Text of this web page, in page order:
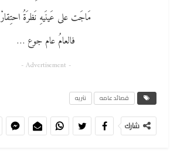
مَاجَت على عَينَيهِ نَظرَةُ احتِقارْ
فالعامُ عام جوع …
- Advertisement -
قصائد عامه نثريه
شارك